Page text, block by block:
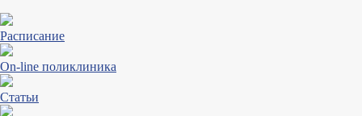
Расписание
On-line поликлиника
Статьи